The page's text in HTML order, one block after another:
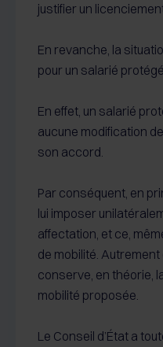
justifier un
En revanche, la
pour un salarié
En effet, un salarié
aucune modification
son accord.
Par conséquent, en
lui imposer
affectation, et ce,
de mobilité.
conserve, en théorie,
mobilité proposée.
Le Conseil d’État a